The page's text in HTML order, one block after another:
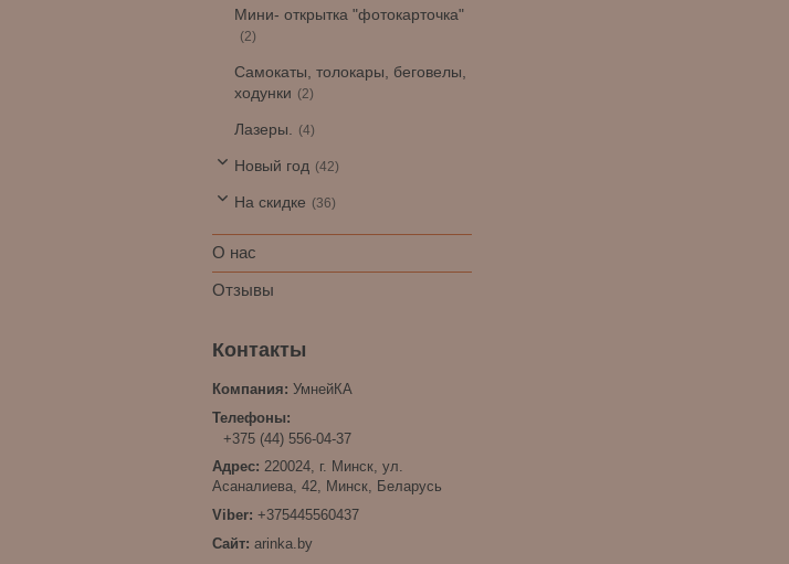
Мини- открытка "фотокарточка"
2
Самокаты, толокары, беговелы,
ходунки
2
Лазеры. 4
Новый год 42
На скидке 36
О нас
Отзывы
УмнейКА
+375 (44) 556-04-37
220024, г. Минск, ул.
Асаналиева, 42, Минск, Беларусь
+375445560437
arinka.by